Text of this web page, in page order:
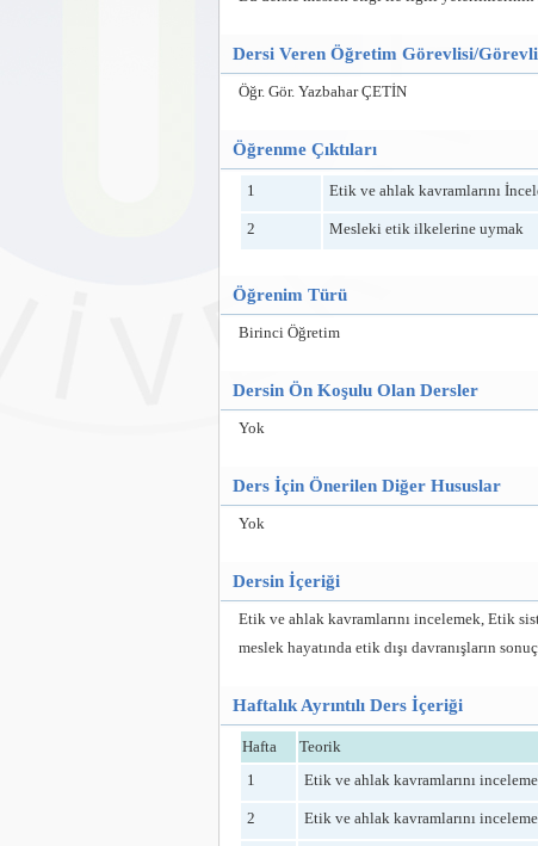
Dersi Veren Öğretim Görevlisi/
Öğr. Gör. Yazbahar ÇETİN
Öğrenme Çıktıları
1 Etik ve ahlak kavramlarını
2 Mesleki etik ilkelerine uymak
Öğrenim Türü
Birinci Öğretim
Dersin Ön Koşulu Olan Dersler
Yok
Ders İçin Önerilen Diğer Hususlar
Yok
Dersin İçeriği
Etik ve ahlak kavramlarını incelemek, Etik
meslek hayatında etik dışı davranışların
Haftalık Ayrıntılı Ders İçeriği
Hafta Teorik
1
Etik ve ahlak kavramlarını
2 Etik ve ahlak kavramlarını